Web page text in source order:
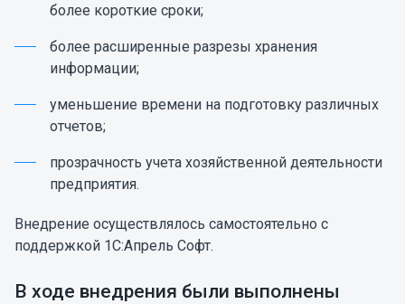
более короткие сроки;
более расширенные разрезы хранения
информации;
уменьшение времени на подготовку различных
отчетов;
прозрачность учета хозяйственной деятельности
предприятия.
Внедрение осуществлялось самостоятельно с
поддержкой 1С:Апрель Софт.
В ходе внедрения были выполнены